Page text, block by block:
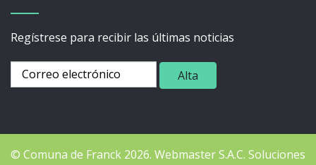
Regístrese para recibir las últimas noticias
© Comuna de Franck 2026. WebmasterS.A.C. Soluciones